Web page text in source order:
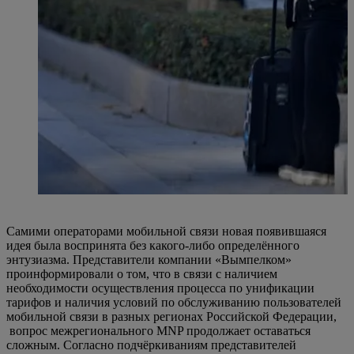
Самими операторами мобильной связи новая появившаяся
идея была воспринята без какого-либо определённого
энтузиазма. Представители компании «Вымпелком»
проинформировали о том, что в связи с наличием
необходимости осуществления процесса по унификации
тарифов и наличия условий по обслуживанию пользователей
мобильной связи в разных регионах Российской Федерации,
вопрос межрегионального MNP продолжает оставаться
сложным. Согласно подчёркиваниям представителей